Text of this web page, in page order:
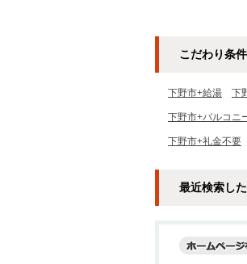
こだわり条
下野市+給湯 下
下野市+バルコニ
下野市+礼金不要
最近検索し